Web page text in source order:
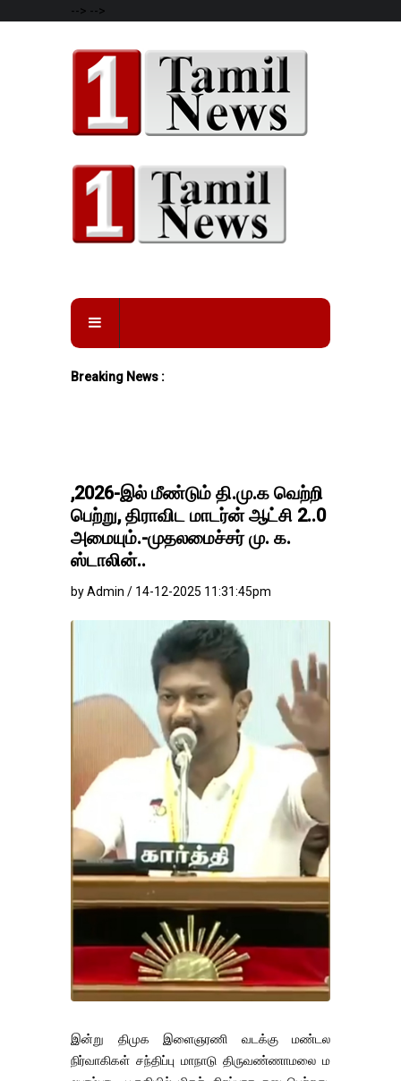
--> -->
Breaking News :
,2026-இல் மீண்டும் தி.மு.க வெற்றி
பெற்று, திராவிட மாடர்ன் ஆட்சி 2..0
அமையும்.-முதலமைச்சர் மு. க.
ஸ்டாலின்..
by Admin / 14-12-2025 11:31:45pm
இன்று திமுக இளைஞரணி வடக்கு மண்டல
நிர்வாகிகள் சந்திப்பு மாநாடு திருவண்ணாமலை ம